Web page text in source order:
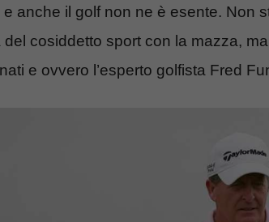
e anche il golf non ne è esente. Non
del cosiddetto sport con la mazza,
e ovvero l’esperto golfista Fred